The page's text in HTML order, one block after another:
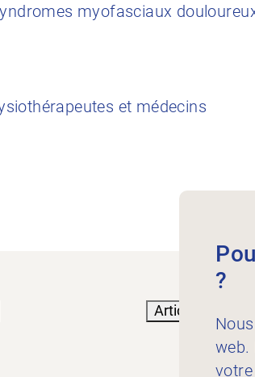
myofasciaux
et médecins
Articles
?
web.